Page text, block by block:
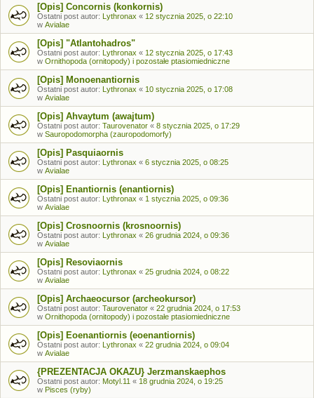
[Opis] Concornis (konkornis)
Ostatni post autor: Lythronax « 12 stycznia 2025, o 22:10
w Avialae
[Opis] "Atlantohadros"
Ostatni post autor: Lythronax « 12 stycznia 2025, o 17:43
w Ornithopoda (ornitopody) i pozostałe ptasiomiedniczne
[Opis] Monoenantiornis
Ostatni post autor: Lythronax « 10 stycznia 2025, o 17:08
w Avialae
[Opis] Ahvaytum (awajtum)
Ostatni post autor: Taurovenator « 8 stycznia 2025, o 17:29
w Sauropodomorpha (zauropodomorfy)
[Opis] Pasquiaornis
Ostatni post autor: Lythronax « 6 stycznia 2025, o 08:25
w Avialae
[Opis] Enantiornis (enantiornis)
Ostatni post autor: Lythronax « 1 stycznia 2025, o 09:36
w Avialae
[Opis] Crosnoornis (krosnoornis)
Ostatni post autor: Lythronax « 26 grudnia 2024, o 09:36
w Avialae
[Opis] Resoviaornis
Ostatni post autor: Lythronax « 25 grudnia 2024, o 08:22
w Avialae
[Opis] Archaeocursor (archeokursor)
Ostatni post autor: Taurovenator « 22 grudnia 2024, o 17:53
w Ornithopoda (ornitopody) i pozostałe ptasiomiedniczne
[Opis] Eoenantiornis (eoenantiornis)
Ostatni post autor: Lythronax « 22 grudnia 2024, o 09:04
w Avialae
{PREZENTACJA OKAZU} Jerzmanskaephos
Ostatni post autor: Motyl.11 « 18 grudnia 2024, o 19:25
w Pisces (ryby)